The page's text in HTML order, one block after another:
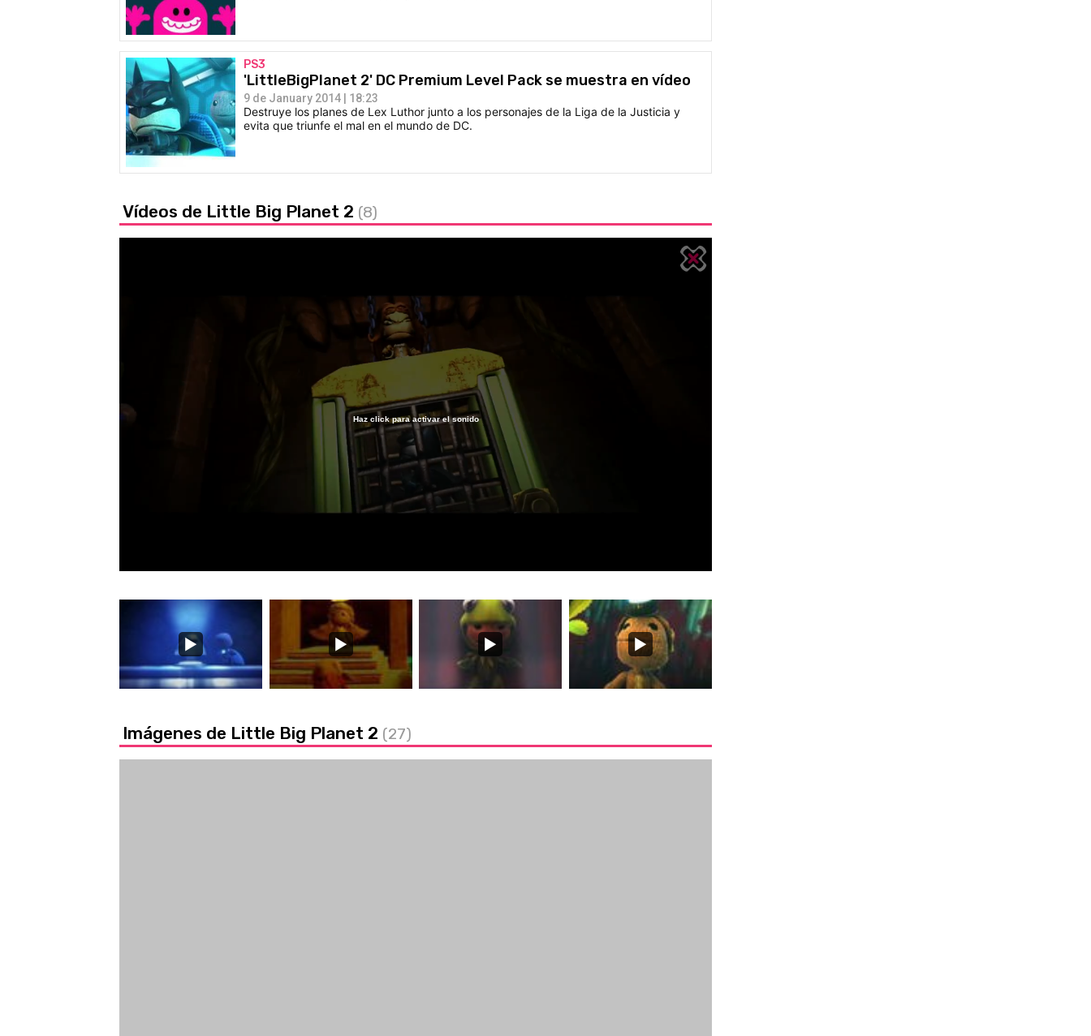
PS3
'LittleBigPlanet 2' DC Premium Level Pack se muestra en vídeo
9 de January 2014 | 18:23
Destruye los planes de Lex Luthor junto a los personajes de la Liga de la Justicia y
evita que triunfe el mal en el mundo de DC.
Vídeos de Little Big Planet 2 (8)
Haz click para activar el sonido
Imágenes de Little Big Planet 2 (27)